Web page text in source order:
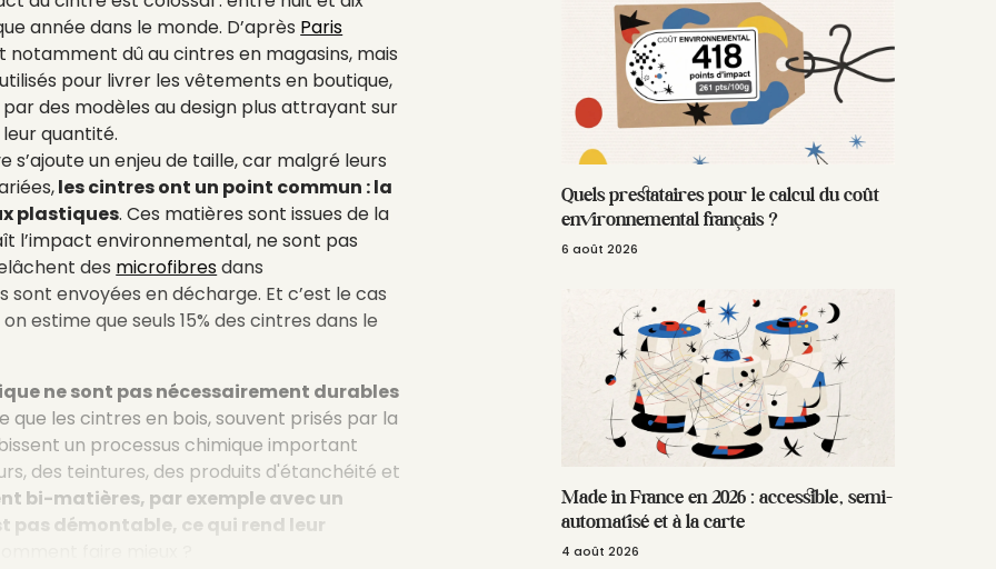
année dans le monde. D’après Paris
notamment dû au cintres en magasins, mais
pour livrer les vêtements en boutique,
des modèles au design plus attrayant sur
quantité.
un enjeu de taille, car malgré leurs
les cintres ont un point commun : la
plastiques. Ces matières sont issues de la
l’impact environnemental, ne sont pas
des microfibresdans
sont envoyées en décharge. Et c’est le cas
estime que seuls 15% des cintres dans le
ne sont pas nécessairement durables
que les cintres en bois, souvent prisés par la
un processus chimique important
des teintures, des produits d'étanchéité et
bi-matières, par exemple avec un
pas démontable, ce qui rend leur
Quels prestataires pour le calcul du coût
environnemental français ?
6 août 2026
Made in France en 2026 : accessible, semi-
automatisé et à la carte
4 août 2026